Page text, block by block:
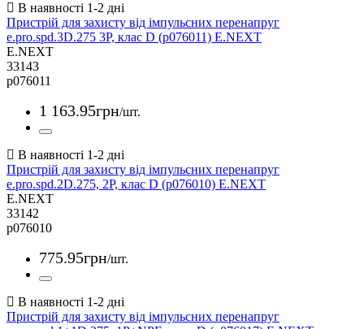
Пристрій для захисту від імпульсних перенапруг
e.pro.spd.3D.275 3P, клас D (p076011) E.NEXT
E.NEXT
33143
p076011
1 163.95грн/шт.
Пристрій для захисту від імпульсних перенапруг
e.pro.spd.2D.275, 2P, клас D (p076010) E.NEXT
E.NEXT
33142
p076010
775.95грн/шт.
Пристрій для захисту від імпульсних перенапруг